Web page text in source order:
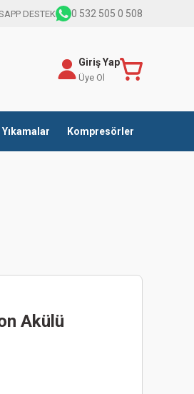
DESTEK 0 532 505 0 508
Giriş Yap
Üye Ol
Yıkamalar Kompresörler
Akülü